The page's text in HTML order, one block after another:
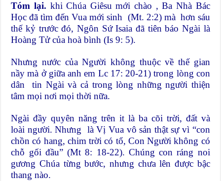
Tóm lại. khi Chúa Giêsu mới chào , Ba Nhà Bác
Học đã tìm đến Vua mới sinh (Mt. 2:2) mà hơn sáu
thế kỷ trước đó, Ngôn Sứ Isaia đã tiên báo Ngài là
Hoàng Tử của hoà bình (Is 9: 5).
Nhưng nước của Người không thuộc về thế gian
nầy mà ở giữa anh em Lc 17: 20-21) trong lòng con
dân tin Ngài và cả trong lòng những người thiện
tâm mọi nơi mọi thời nữa.
Ngài đầy quyên năng trên it là ba cõi trời, đất và
loài người. Nhưng là Vị Vua vô sản thật sự vì “con
chồn có hang, chim trời có tổ, Con Người không có
chỗ gối đầu” (Mt 8: 18-22). Chúng con ráng noi
gương Chúa từng bước, nhưng chưa lên được bậc
thang nào.